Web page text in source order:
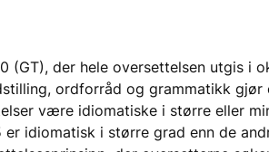
der hele oversettelsen utgis i
ordforråd og grammatikk
være idiomatiske i større eller
idiomatisk i større grad enn de